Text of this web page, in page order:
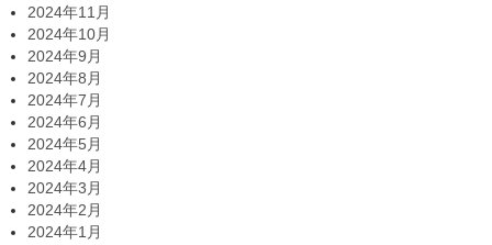
2024年11月
2024年10月
2024年9月
2024年8月
2024年7月
2024年6月
2024年5月
2024年4月
2024年3月
2024年2月
2024年1月